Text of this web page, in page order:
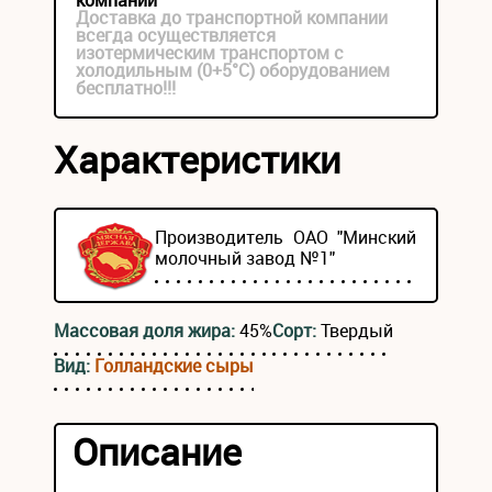
Доставка до транспортной компании
всегда осуществляется
изотермическим транспортом с
холодильным (0+5°С) оборудованием
бесплатно!!!
Характеристики
Производитель ОАО "Минский
молочный завод №1"
Массовая доля жира:45%Сорт:Твердый
Вид: Голландские сыры
Описание